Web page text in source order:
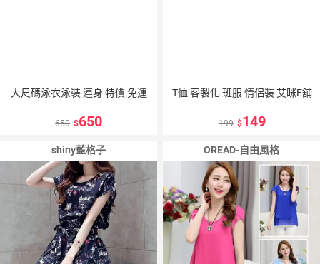
大尺碼泳衣泳裝 連身 特價 免運
650 650
T恤 客製化 班服 情侶裝 艾咪E舖
199 149
shiny藍格子 OREAD-自由風格